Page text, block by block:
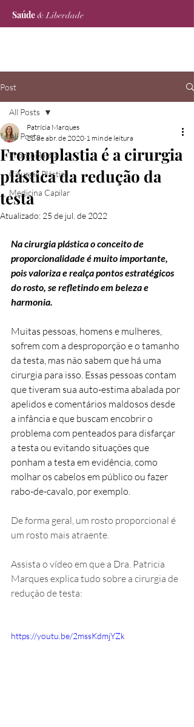
Saúde& Liberdade
Post
All Posts
Frontoplastia
Cirurgia Plástica
Medicina Capilar
All Posts
Frontoplastia é a cirurgia
plástica da redução da
testa
Patrícia Marques
22 de abr. de 2020 1 min de leitura
Atualizado: 25 de jul. de 2022
Na cirurgia plástica o conceito de
proporcionalidade é muito importante,
pois valoriza e realça pontos estratégicos
do rosto, se refletindo em beleza e
harmonia.
Muitas pessoas, homens e mulheres,
sofrem com a desproporção e o tamanho
da testa, mas não sabem que há uma
cirurgia para isso. Essas pessoas contam
que tiveram sua auto-estima abalada por
apelidos e comentários maldosos desde
a infância e que buscam encobrir o
problema com penteados para disfarçar
a testa ou evitando situações que
ponham a testa em evidência, como
molhar os cabelos em público ou fazer
rabo-de-cavalo, por exemplo.
De forma geral, um rosto proporcional é
um rosto mais atraente.
Assista o vídeo em que a Dra. Patricia
Marques explica tudo sobre a cirurgia de
redução de testa:
https://youtu.be/2mssKdmjYZk